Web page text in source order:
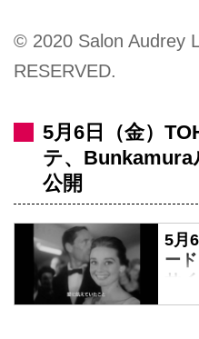
© 2020 Salon Audrey
RESERVED.
5月6日（金）
テ、Bunkamura
公開
5月
ー
サ
の